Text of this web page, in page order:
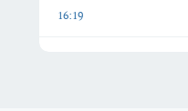
16:19